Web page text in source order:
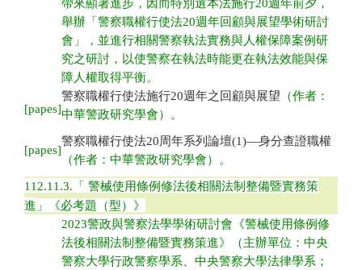
帶來顯著進步，因而特別選本法施行20週年前夕，
舉辦「警察職權行使法20週年回顧與展望學術研討
會」，並進行相關警察執法實務與人權保障案例研
究之研討，以使警察在執法時能更在執法效能與保
障人權取得平衡。
[papes]
警察職權行使法施行20週年之回顧與展望 （作者：
中華警政研究學會）。
[papes]
警察職權行使法20周年系列論壇(1)—身分查證職權
（作者：中華警政研究學會）
。
112.11.3. 「 警械使用條例修法後相關法制整備暨實務策
進 」 《必考題（型）》
2023警政與警察法學學術研討會《警械使用條例修
法後相關法制整備暨實務策進》（主辦單位：中央
警察大學行政警察學系、中央警察大學法律學系；